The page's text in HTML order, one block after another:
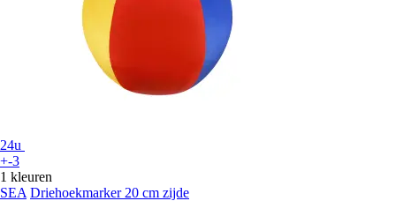
24u
+-3
1 kleuren
SEA Driehoekmarker 20 cm zijde